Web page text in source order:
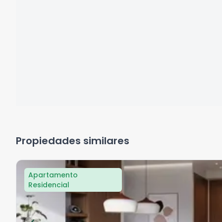
Propiedades similares
Apartamento
Residencial